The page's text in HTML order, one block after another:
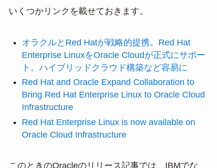
いくつかリンクを載せておきます。
オラクルとRed Hatが戦略的提携。Red Hat
Enterprise LinuxをOracle Cloudが正式にサポー
ト。ハイブリッドクラウド構築など容易に
Red Hat and Oracle Expand Collaboration to
Bring Red Hat Enterprise Linux to Oracle Cloud
Infrastructure
Red Hat Enterprise Linux is now available on
Oracle Cloud Infrastructure
このときのOracleのリリース記事では、IBMでな